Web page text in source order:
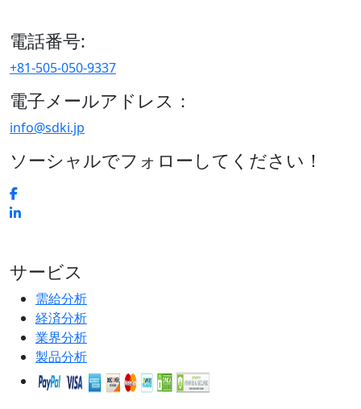
電話番号:
+81-505-050-9337
電子メールアドレス：
info@sdki.jp
ソーシャルでフォローしてください！
サービス
需給分析
経済分析
業界分析
製品分析